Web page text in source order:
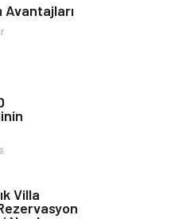
Avantajları
Villa